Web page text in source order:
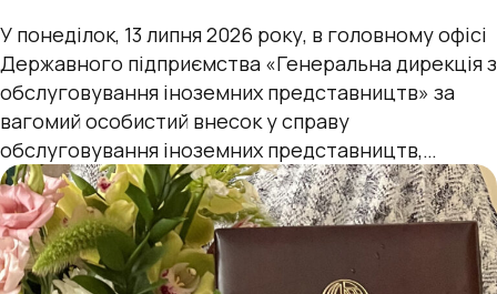
У понеділок, 13 липня 2026 року, в головному офісі
Державного підприємства «Генеральна дирекція з
обслуговування іноземних представництв» за
вагомий особистий внесок у справу
обслуговування іноземних представництв,
сумлінну працю та з